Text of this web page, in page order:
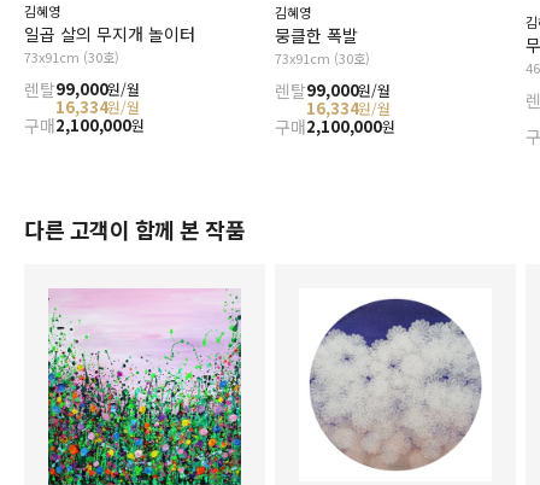
김혜영
일곱 살의 무지개 놀이터
73x91cm (30호)
렌탈99,000원/월
16,334원/월
구매2,100,000원
김혜영
뭉클한 폭발
73x91cm (30호)
렌탈99,000원/월
16,334원/월
구매2,100,000원
다른 고객이 함께 본 작품